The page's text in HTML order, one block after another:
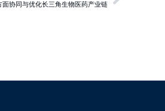
协同与优化长三角生物医药产业链